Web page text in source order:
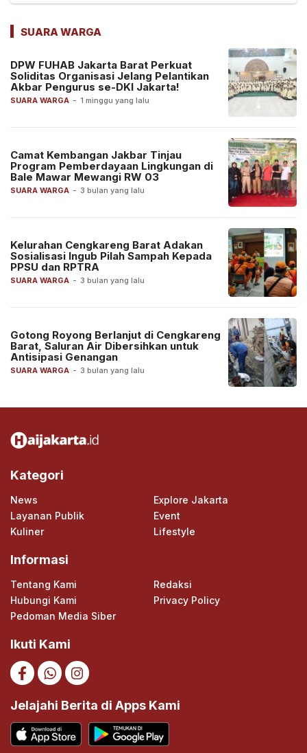
SUARA WARGA
SUARA WARGA - 1 minggu yang lalu
DPW FUHAB Jakarta Barat Perkuat
Soliditas Organisasi Jelang Pelantikan
Akbar Pengurus se-DKI Jakarta!
SUARA WARGA - 3 bulan yang lalu
Camat Kembangan Jakbar Tinjau
Program Pemberdayaan Lingkungan di
Bale Mawar Mewangi RW 03
SUARA WARGA - 3 bulan yang lalu
Kelurahan Cengkareng Barat Adakan
Sosialisasi Ingub Pilah Sampah Kepada
PPSU dan RPTRA
SUARA WARGA - 3 bulan yang lalu
Gotong Royong Berlanjut di Cengkareng
Barat, Saluran Air Dibersihkan untuk
Antisipasi Genangan
Kategori
News
Explore Jakarta
Layanan Publik
Event
Kuliner
Lifestyle
Informasi
Tentang Kami
Redaksi
Hubungi Kami
Privacy Policy
Pedoman Media Siber
Ikuti Kami
Jelajahi Berita di Apps Kami